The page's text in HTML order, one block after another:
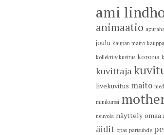
ami
animaatio
joulu kaupan maito kauppa
kollektiivikuvitus korona
kuvittaja
livekuvitus maito
minikurssi
neuvola näyttely omaa
äidit opas parisuhde